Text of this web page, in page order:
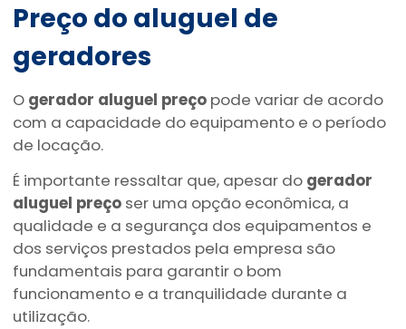
Preço do aluguel de
geradores
O gerador aluguel preço pode variar de acordo
com a capacidade do equipamento e o período
de locação.
É importante ressaltar que, apesar do gerador
aluguel preço ser uma opção econômica, a
qualidade e a segurança dos equipamentos e
dos serviços prestados pela empresa são
fundamentais para garantir o bom
funcionamento e a tranquilidade durante a
utilização.